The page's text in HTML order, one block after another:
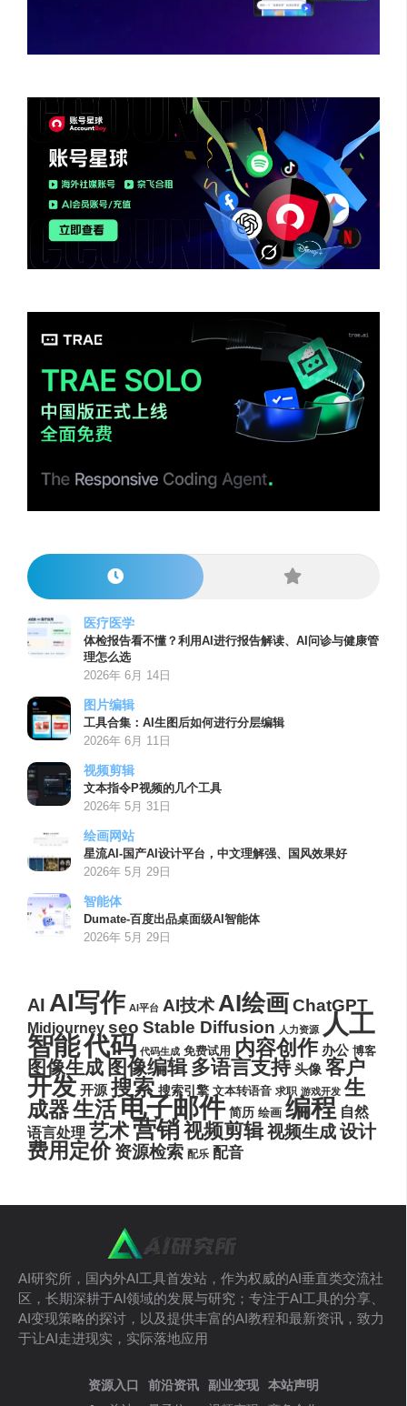
医疗医学
体检报告看不懂？利用AI进行报告解读、AI问诊与健康管
理怎么选
2026年 6月 14日
图片编辑
工具合集：AI生图后如何进行分层编辑
2026年 6月 11日
视频剪辑
文本指令P视频的几个工具
2026年 5月 31日
绘画网站
星流AI-国产AI设计平台，中文理解强、国风效果好
2026年 5月 29日
智能体
Dumate-百度出品桌面级AI智能体
2026年 5月 29日
AI AI写作 AI平台 AI技术AI绘画ChatGPT
Midjourney seo Stable Diffusion 人力资源 人工
智能代码 代码生成 免费试用 内容创作 办公 博客
图像生成 图像编辑 多语言支持 头像 客户
开发 开源 搜索 搜索引擎 文本转语音 求职 游戏开发 生
成器生活电子邮件 简历 绘画 编程 自然
语言处理 艺术营销视频剪辑视频生成设计
费用定价 资源检索 配乐 配音
AI研究所，国内外AI工具首发站，作为权威的AI垂直类交流社
区，长期深耕于AI领域的发展与研究；专注于AI工具的分享、
AI变现策略的探讨，以及提供丰富的AI教程和最新资讯，致力
于让AI走进现实，实际落地应用
资源入口
前沿资讯
副业变现
本站声明